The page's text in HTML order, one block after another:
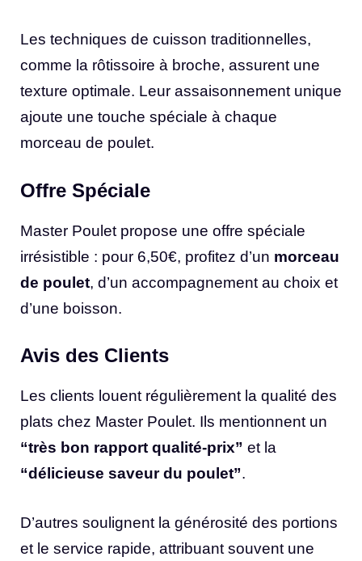
Les techniques de cuisson traditionnelles,
comme la rôtissoire à broche, assurent une
texture optimale. Leur assaisonnement unique
ajoute une touche spéciale à chaque
morceau de poulet.
Offre Spéciale
Master Poulet propose une offre spéciale
irrésistible : pour 6,50€, profitez d’un morceau
de poulet, d’un accompagnement au choix et
d’une boisson.
Avis des Clients
Les clients louent régulièrement la qualité des
plats chez Master Poulet. Ils mentionnent un
“très bon rapport qualité-prix” et la
“délicieuse saveur du poulet”.
D’autres soulignent la générosité des portions
et le service rapide, attribuant souvent une